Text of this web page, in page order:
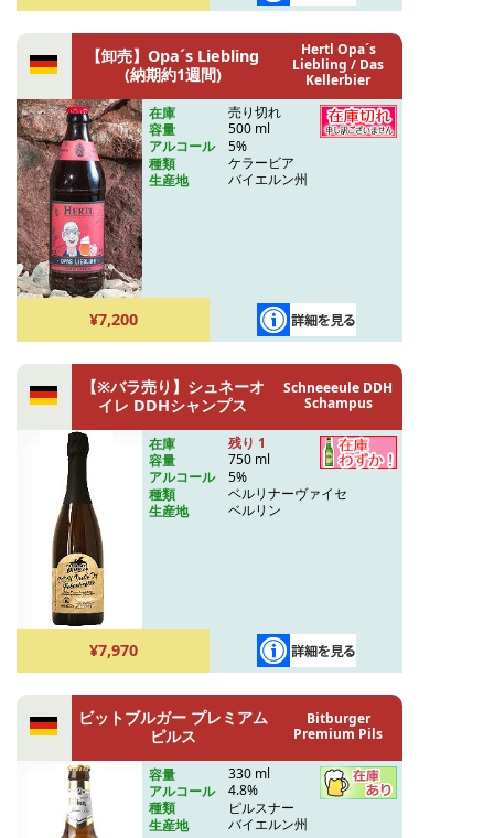
【卸売】Opa´s Liebling
(納期約1週間)
Hertl Opa´s
Liebling / Das
Kellerbier
在庫
売り切れ
容量
500 ml
アルコール
5%
種類
ケラービア
生産地
バイエルン州
¥7,200
【※バラ売り】シュネーオ
イレ DDHシャンプス
Schneeeule DDH
Schampus
在庫
残り 1
容量
750 ml
アルコール
5%
種類
ベルリナーヴァイセ
生産地
ベルリン
¥7,970
ビットブルガー プレミアム
ピルス
Bitburger
Premium Pils
容量
330 ml
アルコール
4.8%
種類
ピルスナー
生産地
バイエルン州